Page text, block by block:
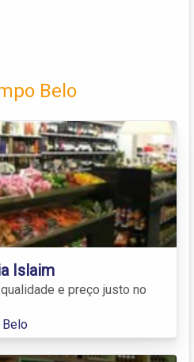
Belo
Islaim
e preço justo no
Belo